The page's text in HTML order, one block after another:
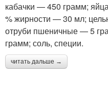
кабачки — 450 грамм;
% жирности — 30 мл;
отруби пшеничные — 5
грамм; соль, специи.
читать дальше →